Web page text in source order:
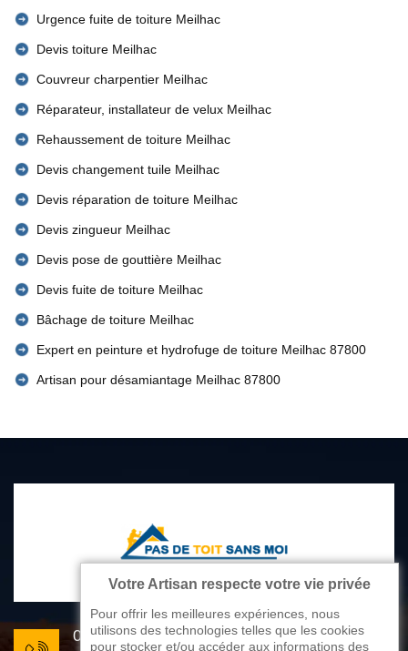
Urgence fuite de toiture Meilhac
Devis toiture Meilhac
Couvreur charpentier Meilhac
Réparateur, installateur de velux Meilhac
Rehaussement de toiture Meilhac
Devis changement tuile Meilhac
Devis réparation de toiture Meilhac
Devis zingueur Meilhac
Devis pose de gouttière Meilhac
Devis fuite de toiture Meilhac
Bâchage de toiture Meilhac
Expert en peinture et hydrofuge de toiture Meilhac 87800
Artisan pour désamiantage Meilhac 87800
05 33 06 22 81
Votre Artisan respecte votre vie privée
Pour offrir les meilleures expériences, nous
utilisons des technologies telles que les cookies
pour stocker et/ou accéder aux informations des